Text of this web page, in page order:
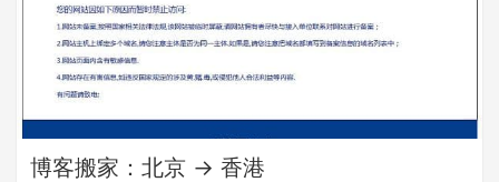
博客搬家：北京 -> 香港